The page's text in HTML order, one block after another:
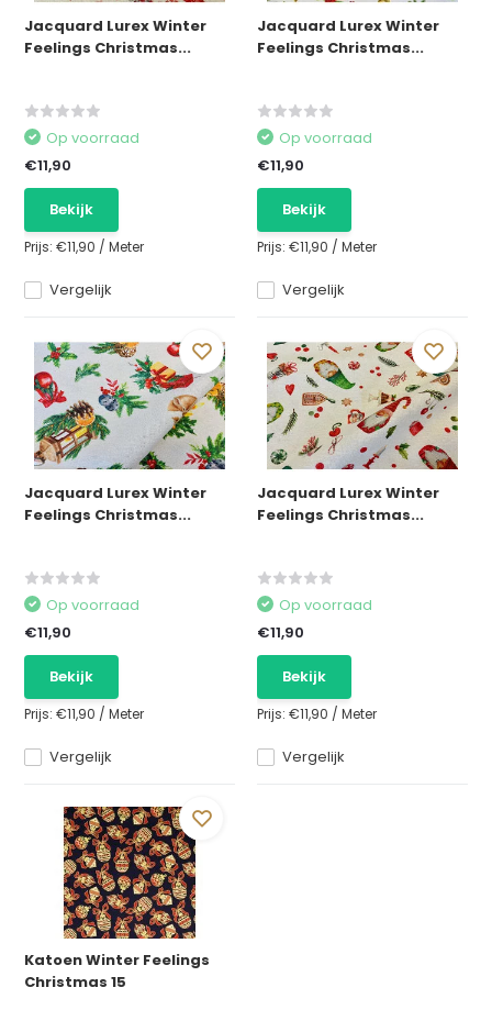
Jacquard Lurex Winter
Feelings Christmas...
Vergelijk
Op voorraad
€11,90
Bekijk
Prijs:€11,90 /Meter
Jacquard Lurex Winter
Feelings Christmas...
Vergelijk
Op voorraad
€11,90
Bekijk
Prijs: €11,90 / Meter
Jacquard Lurex Winter
Feelings Christmas...
Vergelijk
Op voorraad
€11,90
Bekijk
Prijs:€11,90 /Meter
Jacquard Lurex Winter
Feelings Christmas...
Vergelijk
Op voorraad
€11,90
Bekijk
Prijs: €11,90 / Meter
Katoen Winter Feelings
Christmas 15